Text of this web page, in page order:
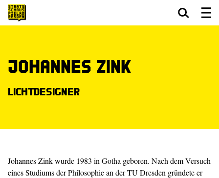
Johannes Zink
Lichtdesigner
Johannes Zink wurde 1983 in Gotha geboren. Nach dem Versuch
eines Studiums der Philosophie an der TU Dresden gründete er